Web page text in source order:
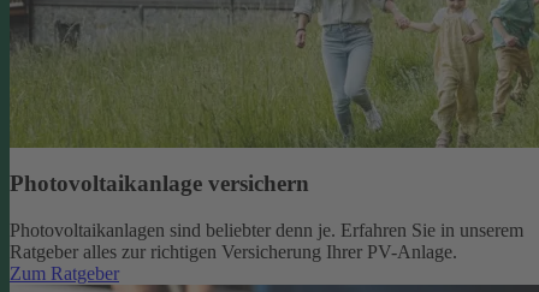
Photovoltaikanlage versichern
Photovoltaikanlagen sind beliebter denn je. Erfahren Sie in unserem
Ratgeber alles zur richtigen Versicherung Ihrer PV-Anlage.
Zum Ratgeber